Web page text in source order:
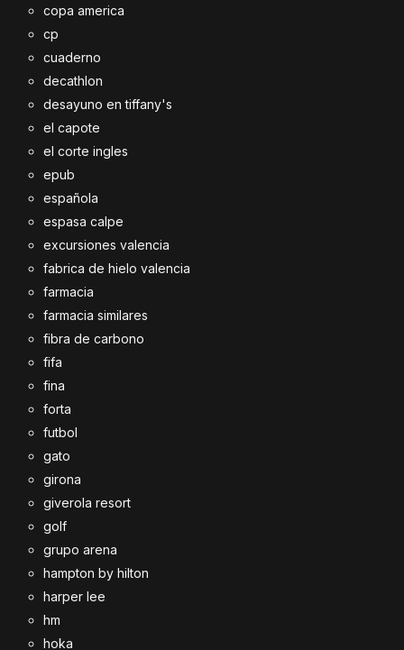
copa america
cp
cuaderno
decathlon
desayuno en tiffany's
el capote
el corte ingles
epub
española
espasa calpe
excursiones valencia
fabrica de hielo valencia
farmacia
farmacia similares
fibra de carbono
fifa
fina
forta
futbol
gato
girona
giverola resort
golf
grupo arena
hampton by hilton
harper lee
hm
hoka